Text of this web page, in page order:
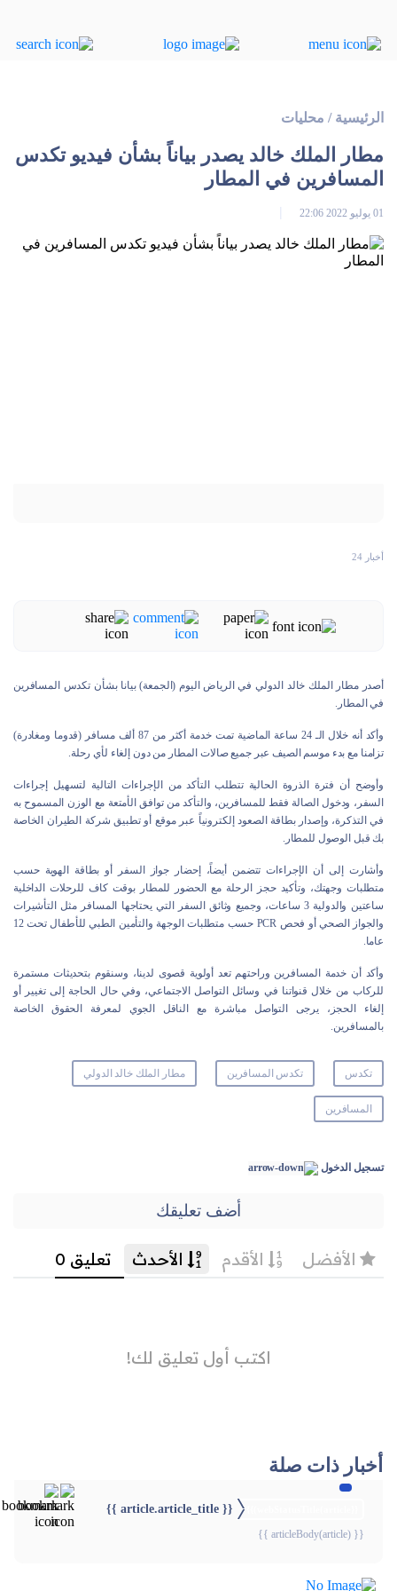
الرئيسية / محليات
مطار الملك خالد يصدر بياناً بشأن فيديو تكدس
المسافرين في المطار
01 يوليو 2022 22:06
أخبار 24
أصدر مطار الملك خالد الدولي في الرياض اليوم (الجمعة) بيانا بشأن تكدس المسافرين
في المطار.
وأكد أنه خلال الـ 24 ساعة الماضية تمت خدمة أكثر من 87 ألف مسافر (قدوما ومغادرة)
تزامنا مع بدء موسم الصيف عبر جميع صالات المطار من دون إلغاء لأي رحلة.
وأوضح أن فترة الذروة الحالية تتطلب التأكد من الإجراءات التالية لتسهيل إجراءات
السفر، ودخول الصالة فقط للمسافرين، والتأكد من توافق الأمتعة مع الوزن المسموح به
في التذكرة، وإصدار بطاقة الصعود إلكترونياً عبر موقع أو تطبيق شركة الطيران الخاصة
بك قبل الوصول للمطار.
وأشارت إلى أن الإجراءات تتضمن أيضاً، إحضار جواز السفر أو بطاقة الهوية حسب
متطلبات وجهتك، وتأكيد حجز الرحلة مع الحضور للمطار بوقت كاف للرحلات الداخلية
ساعتين والدولية 3 ساعات، وجميع وثائق السفر التي يحتاجها المسافر مثل التأشيرات
والجواز الصحي أو فحص PCR حسب متطلبات الوجهة والتأمين الطبي للأطفال تحت 12
عاما.
وأكد أن خدمة المسافرين وراحتهم تعد أولوية قصوى لدينا، وسنقوم بتحديثات مستمرة
للركاب من خلال قنواتنا في وسائل التواصل الاجتماعي، وفي حال الحاجة إلى تغيير أو
إلغاء الحجز، يرجى التواصل مباشرة مع الناقل الجوي لمعرفة الحقوق الخاصة
بالمسافرين.
تكدس تكدس المسافرين مطار الملك خالد الدولي
المسافرين
تسجيل الدخول
أضف تعليقك
أخبار ذات صلة
{{ article.article_title }}
{{ articleBody(article) }}